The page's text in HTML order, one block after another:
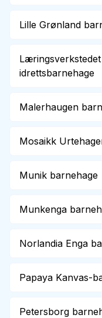
Lille Grønland
idrettsbarnehage
Malerhaugen
Mosaikk
Munik barnehage
Munkenga
Norlandia Enga
Papaya Kanvas-
Petersborg